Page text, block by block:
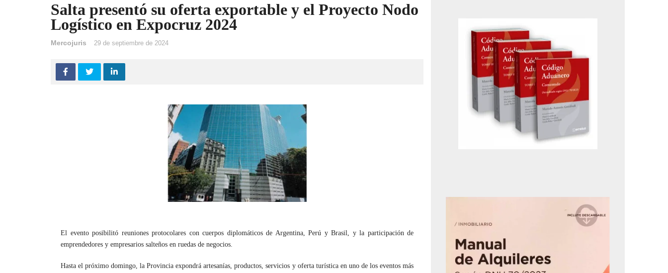
Salta presentó su oferta exportable y el Proyecto Nodo
Logístico en Expocruz 2024
Mercojuris 29 de septiembre de 2024
El evento posibilitó reuniones protocolares con cuerpos diplomáticos de Argentina, Perú y Brasil, y la participación de
emprendedores y empresarios salteños en ruedas de negocios.
Hasta el próximo domingo, la Provincia expondrá artesanías, productos, servicios y oferta turística en uno de los eventos más